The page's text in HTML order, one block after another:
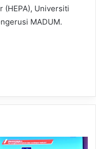
(HEPA), Universiti
MADUM.